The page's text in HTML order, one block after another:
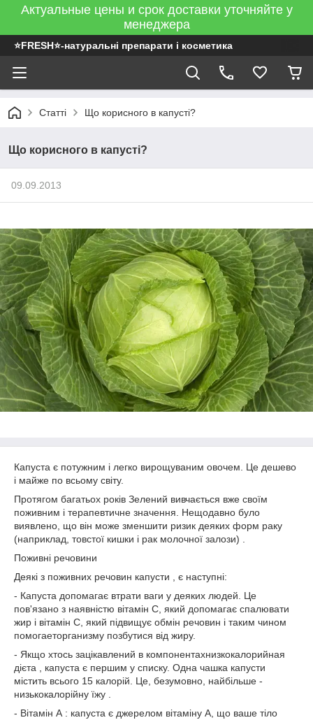
Актуальные цены и срок доставки уточняйте у
менеджера
⭐FRESH⭐-натуральні препарати і косметика
Статті Що корисного в капусті?
Що корисного в капусті?
09.09.2013
Капуста є потужним і легко вирощуваним овочем. Це дешево
і майже по всьому світу.
Протягом багатьох років Зелений вивчається вже своїм
поживним і терапевтичне значення. Нещодавно було
виявлено, що він може зменшити ризик деяких форм раку
(наприклад, товстої кишки і рак молочної залози) .
Поживні речовини
Деякі з поживних речовин капусти , є наступні:
- Капуста допомагає втрати ваги у деяких людей. Це
пов'язано з наявністю вітамін С, який допомагає спалювати
жир і вітамін С, який підвищує обмін речовин і таким чином
помогаеторганизму позбутися від жиру.
- Якщо хтось зацікавлений в компонентахнизкокалорийная
дієта , капуста є першим у списку. Одна чашка капусти
містить всього 15 калорій. Це, безумовно, найбільше -
низькокалорійну їжу .
- Вітамін А : капуста є джерелом вітаміну А, що ваше тіло